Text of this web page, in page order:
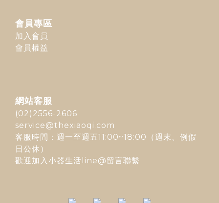
會員專區
加入會員
會員權益
網站客服
(02)2556-2606
service@thexiaoqi.com
客服時間：週一至週五11:00~18:00（週末、例假
日公休）
歡迎加入 小器生活line@留言聯繫